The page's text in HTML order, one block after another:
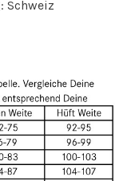
Schweiz